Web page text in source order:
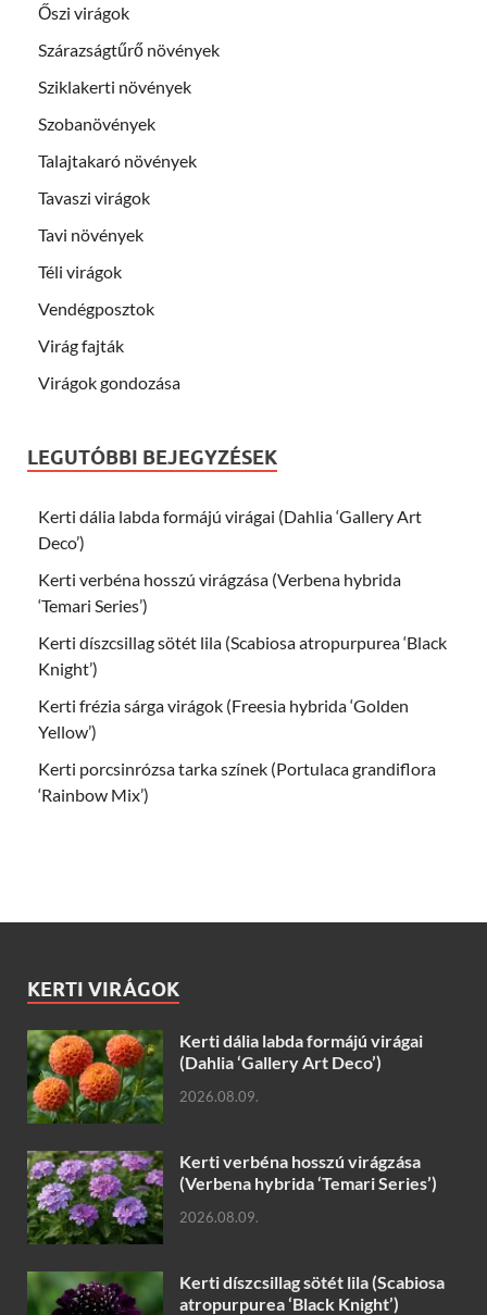
Őszi virágok
Szárazságtűrő növények
Sziklakerti növények
Szobanövények
Talajtakaró növények
Tavaszi virágok
Tavi növények
Téli virágok
Vendégposztok
Virág fajták
Virágok gondozása
LEGUTÓBBI BEJEGYZÉSEK
Kerti dália labda formájú virágai (Dahlia ‘Gallery Art
Deco’)
Kerti verbéna hosszú virágzása (Verbena hybrida
‘Temari Series’)
Kerti díszcsillag sötét lila (Scabiosa atropurpurea ‘Black
Knight’)
Kerti frézia sárga virágok (Freesia hybrida ‘Golden
Yellow’)
Kerti porcsinrózsa tarka színek (Portulaca grandiflora
‘Rainbow Mix’)
KERTI VIRÁGOK
Kerti dália labda formájú virágai
(Dahlia ‘Gallery Art Deco’)
2026.08.09.
Kerti verbéna hosszú virágzása
(Verbena hybrida ‘Temari Series’)
2026.08.09.
Kerti díszcsillag sötét lila (Scabiosa
atropurpurea ‘Black Knight’)